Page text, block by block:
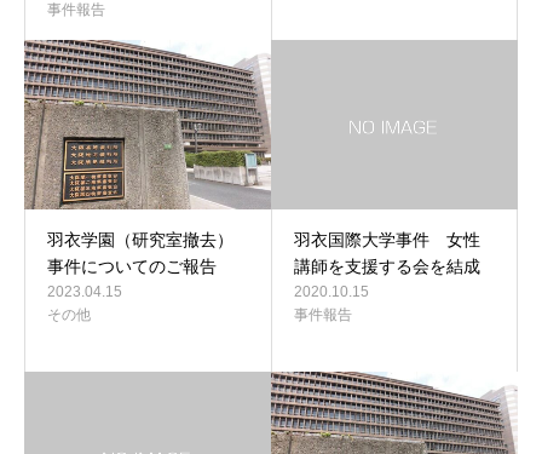
事件報告
羽衣学園（研究室撤去）
事件についてのご報告
2023.04.15
その他
羽衣国際大学事件 女性
講師を支援する会を結成
2020.10.15
事件報告